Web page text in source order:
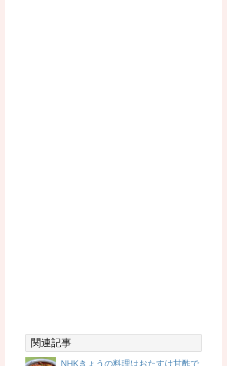
関連記事
NHKきょうの料理はおたすけ甘酢で